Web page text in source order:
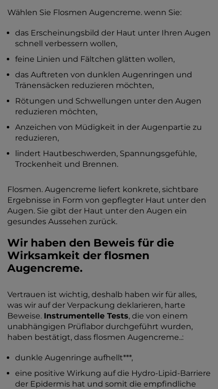
Wählen Sie Flosmen Augencreme. wenn Sie:
das Erscheinungsbild der Haut unter Ihren Augen
schnell verbessern wollen,
feine Linien und Fältchen glätten wollen,
das Auftreten von dunklen Augenringen und
Tränensäcken reduzieren möchten,
Rötungen und Schwellungen unter den Augen
reduzieren möchten,
Anzeichen von Müdigkeit in der Augenpartie zu
reduzieren,
lindert Hautbeschwerden, Spannungsgefühle,
Trockenheit und Brennen.
Flosmen. Augencreme liefert konkrete, sichtbare
Ergebnisse in Form von gepflegter Haut unter den
Augen. Sie gibt der Haut unter den Augen ein
gesundes Aussehen zurück.
Wir haben den Beweis für die
Wirksamkeit der flosmen
Augencreme.
Vertrauen ist wichtig, deshalb haben wir für alles,
was wir auf der Verpackung deklarieren, harte
Beweise. Instrumentelle Tests, die von einem
unabhängigen Prüflabor durchgeführt wurden,
haben bestätigt, dass flosmen Augencreme..:
dunkle Augenringe aufhellt***,
eine positive Wirkung auf die Hydro-Lipid-Barriere
der Epidermis hat und somit die empfindliche